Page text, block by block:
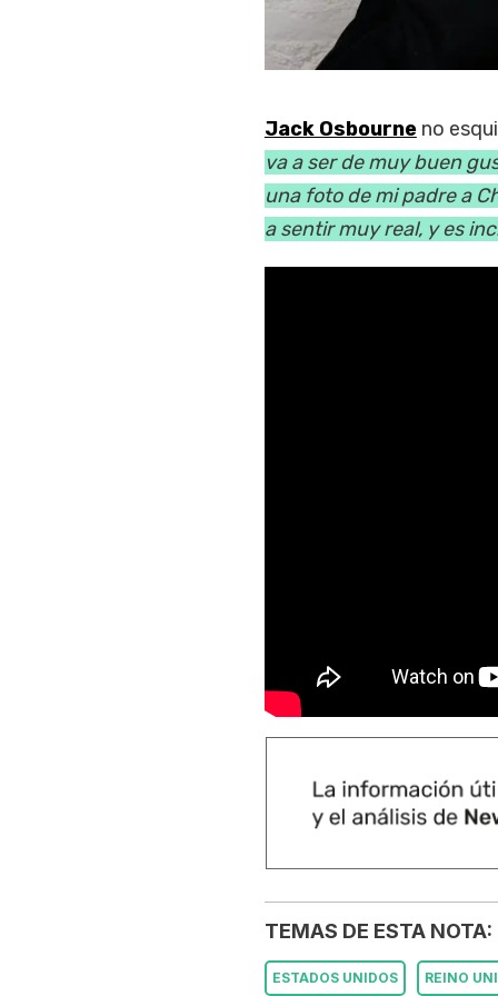
Jack Osbourneno
va a ser de muy buen
una foto de mi padre a
a sentir muy real, y es
TEMAS DE ESTA NOTA:
ESTADOS UNIDOS REINO